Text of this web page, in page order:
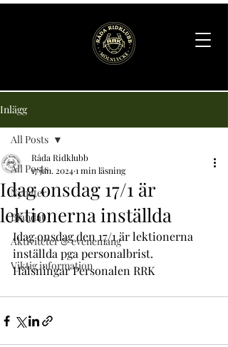
Inlägg
All Posts
Nyheter
Blandat
Aktiviteter & evenemang
Viktig information
All Posts
Idag onsdag 17/1 är
lektionerna inställda
Råda Ridklubb
17 jan. 20241 min läsning
Idag onsdag den 17/1 är lektionerna
inställda pga personalbrist.
Hälsningar Personalen RRK